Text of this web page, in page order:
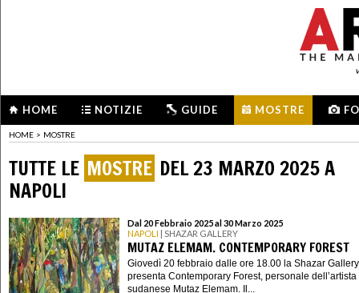
HOME NOTIZIE GUIDE MOSTRE
HOME > MOSTRE
TUTTE LE MOSTRE DEL 23 MARZO 2025 A
NAPOLI
Dal 20 Febbraio 2025 al 30 Marzo 2025
NAPOLI | SHAZAR GALLERY
MUTAZ ELEMAM. CONTEMPORARY FOREST
Giovedì 20 febbraio dalle ore 18.00 la Shazar Gallery
presenta Contemporary Forest, personale dell’artista
sudanese Mutaz Elemam. Il...